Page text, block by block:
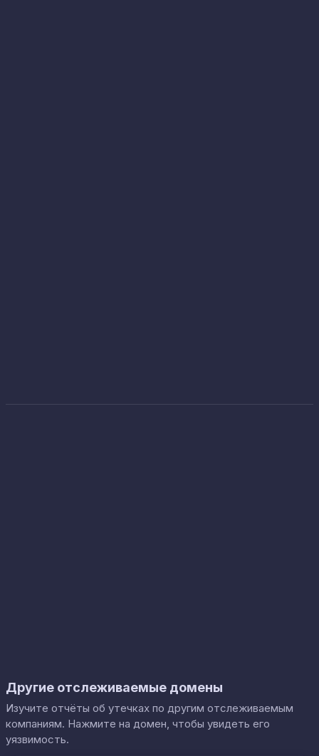
Другие отслеживаемые домены
Изучите отчёты об утечках по другим отслеживаемым
компаниям. Нажмите на домен, чтобы увидеть его
уязвимость.